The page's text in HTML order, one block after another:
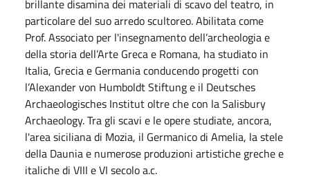
brillante disamina dei materiali di scavo del teatro, in
particolare del suo arredo scultoreo. Abilitata come
Prof. Associato per l'insegnamento dell’archeologia e
della storia dell’Arte Greca e Romana, ha studiato in
Italia, Grecia e Germania conducendo progetti con
l’Alexander von Humboldt Stiftung e il Deutsches
Archaeologisches Institut oltre che con la Salisbury
Archaeology. Tra gli scavi e le opere studiate, ancora,
l'area siciliana di Mozia, il Germanico di Amelia, la stele
della Daunia e numerose produzioni artistiche greche e
italiche di VIII e VI secolo a.c.